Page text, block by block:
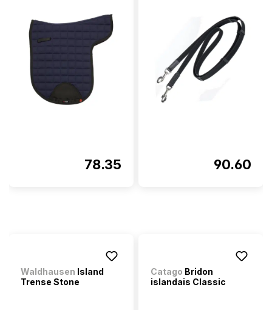
78.35 90.60
Waldhausen Island
Trense Stone
Catago Bridon
islandais Classic